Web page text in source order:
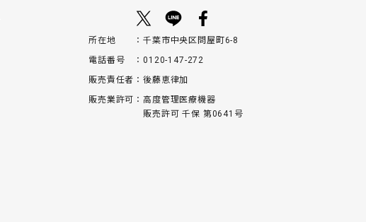
所在地
千葉市中央区問屋町6-8
電話番号
0120-147-272
販売責任者
後藤恵律加
販売業許可
高度管理医療機器
販売許可 千保 第0641号